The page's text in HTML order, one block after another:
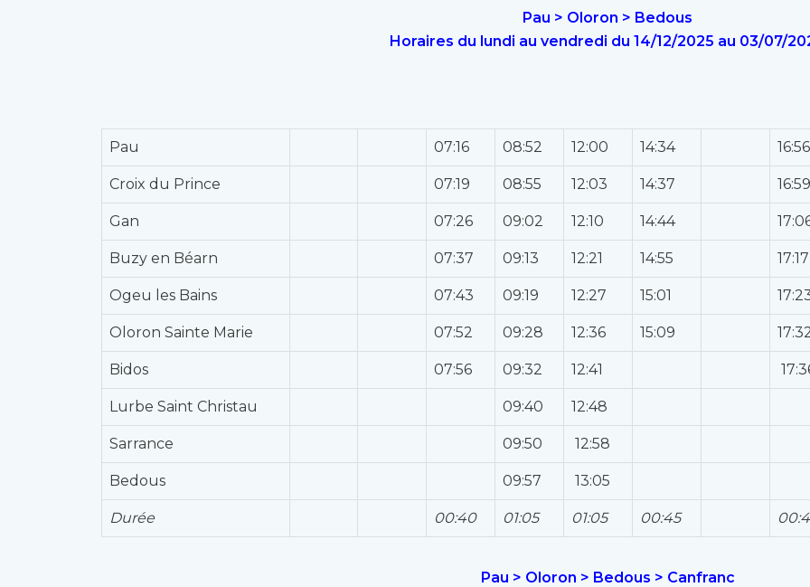
Pau > Oloron > Bedous
Horaires du lundi au vendredi du 14/12/2025 au 03/07/
Pau 07:16 08:52 12:00 14:34 16:56
Croix du Prince 07:19 08:55 12:03 14:37 16:59
Gan 07:26 09:02 12:10 14:44
Buzy en Béarn 07:37 09:13 12:21 14:55 17:17
Ogeu les Bains 07:43 09:19 12:27 15:01
Oloron Sainte Marie 07:52 09:28 12:36 15:09 17:32
Bidos 07:56 09:32 12:41
Lurbe Saint Christau 09:40 12:48
Sarrance 09:50 12:58
Bedous 09:57 13:05
Durée 00:40 01:05 01:05 00:45
Pau > Oloron > Bedous > Canfranc